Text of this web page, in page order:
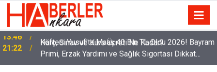
21:22
Köfteci Yusuf'ta Maaş 40 Bin TL Oldu 2026! Bayram
Primi, Erzak Yardımı ve Sağlık Sigortası Dikkat
Çekti